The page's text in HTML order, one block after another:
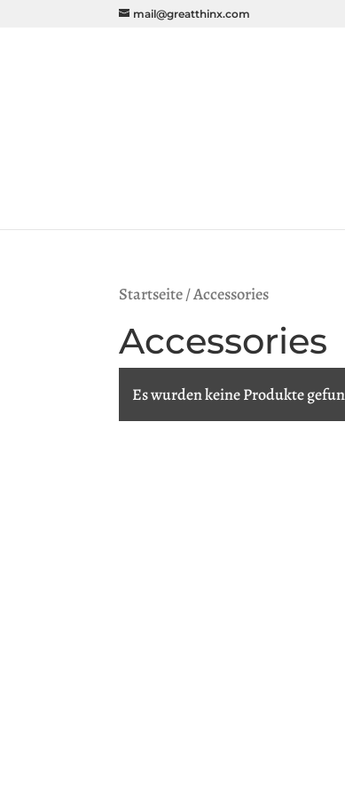
mail@greatthinx.com
Startseite/ Accessories
Accessories
Es wurden keine Produkte